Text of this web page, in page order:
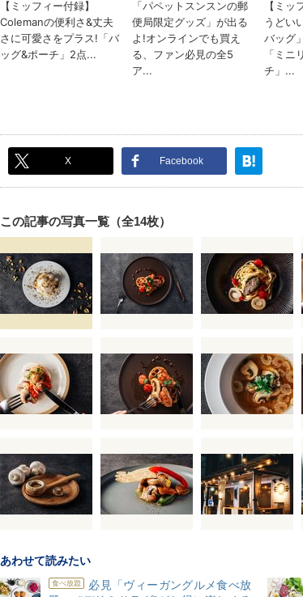
X Facebook
この記事の写真一覧（全14枚）
あわせて読みたい
食べ放題
必見「ヴィーガングルメ食べ放